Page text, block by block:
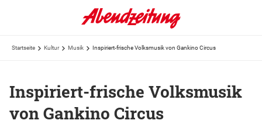
Startseite Kultur Musik Inspiriert-frische Volksmusik von Gankino Circus
Inspiriert-frische Volksmusik
von Gankino Circus